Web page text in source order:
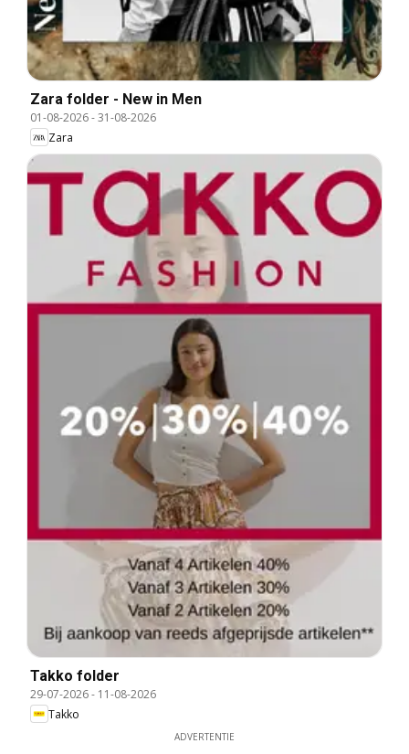
Zara folder - New in Men
01-08-2026-31-08-2026
Zara
Takko folder
29-07-2026- 11-08-2026
Takko
ADVERTENTIE